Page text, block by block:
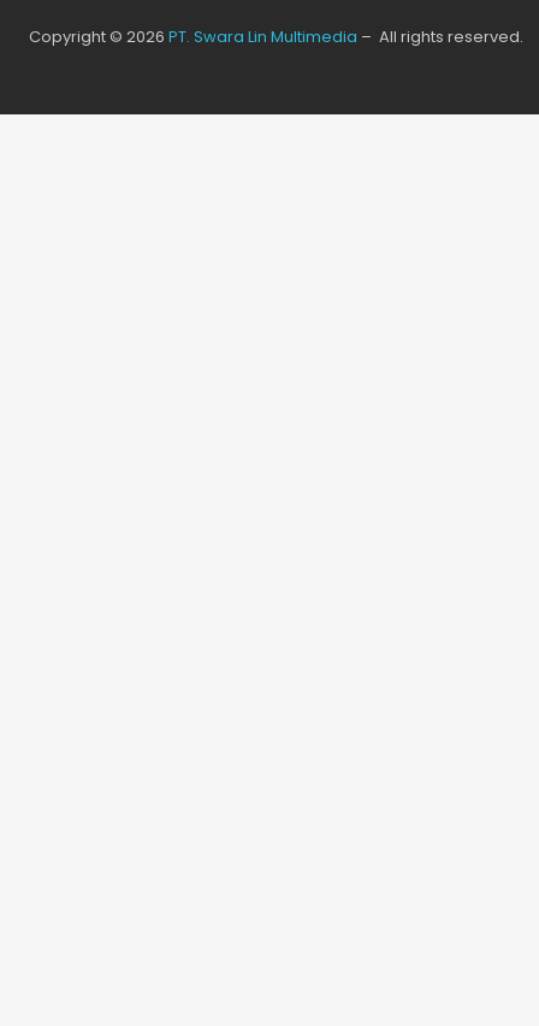
Copyright © 2026 PT. Swara Lin Multimedia – All rights reserved.